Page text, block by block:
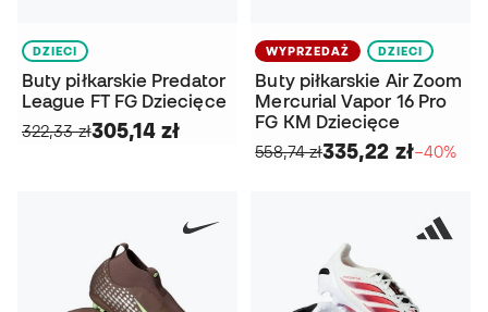
DZIECI
Buty piłkarskie Predator
League FT FG Dziecięce
322,33 zł305,14 zł
WYPRZEDAŻ DZIECI
Buty piłkarskie Air Zoom
Mercurial Vapor 16 Pro
FG KM Dziecięce
558,74 zł335,22 zł−40%